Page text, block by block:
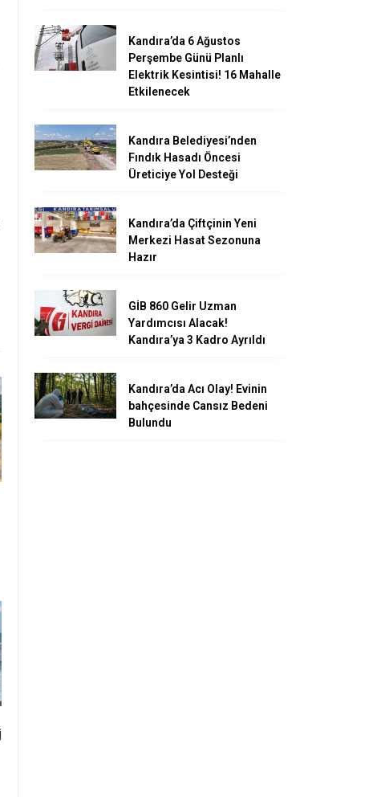
Kandıra’da 6 Ağustos
Perşembe Günü Planlı
Elektrik Kesintisi! 16 Mahalle
Etkilenecek
Kandıra Belediyesi’nden
Fındık Hasadı Öncesi
Üreticiye Yol Desteği
Kandıra’da Çiftçinin Yeni
Merkezi Hasat Sezonuna
Hazır
GİB 860 Gelir Uzman
Yardımcısı Alacak!
Kandıra’ya 3 Kadro Ayrıldı
Kandıra’da Acı Olay! Evinin
bahçesinde Cansız Bedeni
Bulundu